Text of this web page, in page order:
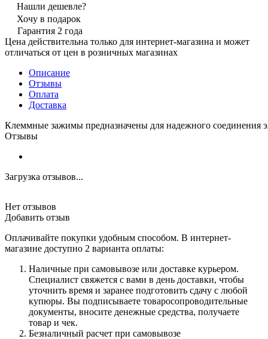
Нашли дешевле?
Хочу в подарок
Гарантия 2 года
Цена действительна только для интернет-магазина и может
отличаться от цен в розничных магазинах
Описание
Отзывы
Оплата
Доставка
Клеммные зажимы предназначены для надежного соединения
Отзывы
Загрузка отзывов...
Нет отзывов
Добавить отзыв
Оплачивайте покупки удобным способом. В интернет-
магазине доступно 2 варианта оплаты:
Наличные при самовывозе или доставке курьером.
Специалист свяжется с вами в день доставки, чтобы
уточнить время и заранее подготовить сдачу с любой
купюры. Вы подписываете товаросопроводительные
документы, вносите денежные средства, получаете
товар и чек.
Безналичный расчет при самовывозе